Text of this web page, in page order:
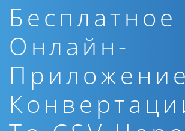
Бесплатное
Онлайн-